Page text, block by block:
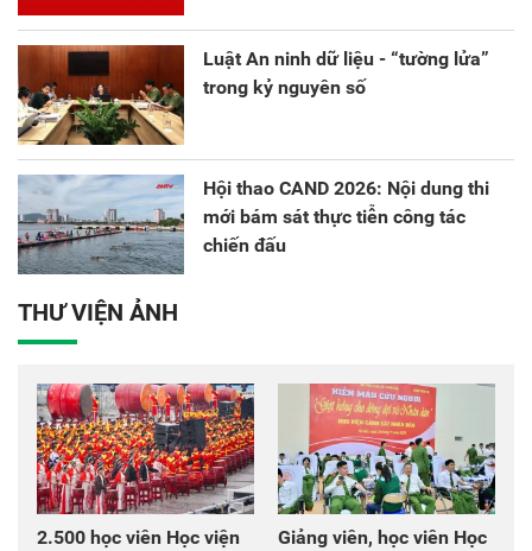
Luật An ninh dữ liệu - “tường lửa”
trong kỷ nguyên số
Hội thao CAND 2026: Nội dung thi
mới bám sát thực tiễn công tác
chiến đấu
THƯ VIỆN ẢNH
2.500 học viên Học viện
Giảng viên, học viên Học